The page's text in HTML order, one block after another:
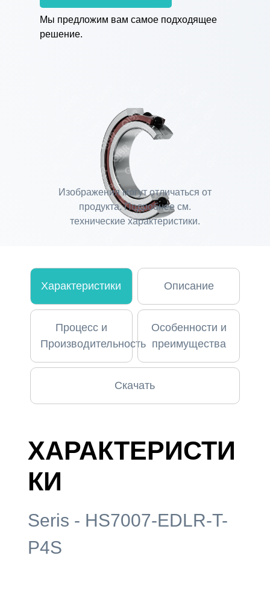
Мы предложим вам самое подходящее
решение.
Изображения могут отличаться от
продукта. Подробнее см.
технические характеристики.
Характеристики Описание
Процесс и
Производительность
Особенности и
преимущества
Скачать
ХАРАКТЕРИСТИ
КИ
Seris - HS7007-EDLR-T-
P4S